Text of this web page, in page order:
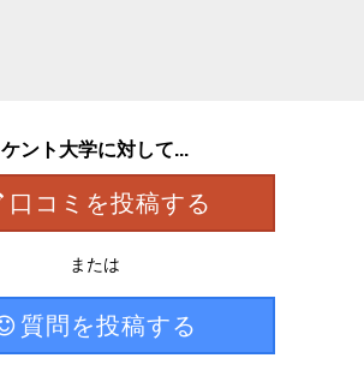
ケント大学に対して...
口コミを投稿する
または
質問を投稿する